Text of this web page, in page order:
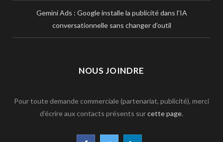
Gemini Ads : Google installe la publicité dans l’IA
conversationnelle sans changer d’outil
NOUS JOINDRE
Pour toute demande commerciale (partenariat, publicité), merci
d’écrire aux contacts présents surcette page.